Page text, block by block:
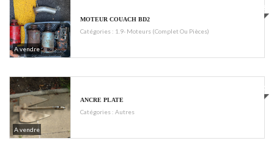
A vendre
7000€
MOTEUR COUACH BD2
Catégories : 1.9- Moteurs (complet Ou Pièces)
A vendre
€40
ANCRE PLATE
Catégories : Autres